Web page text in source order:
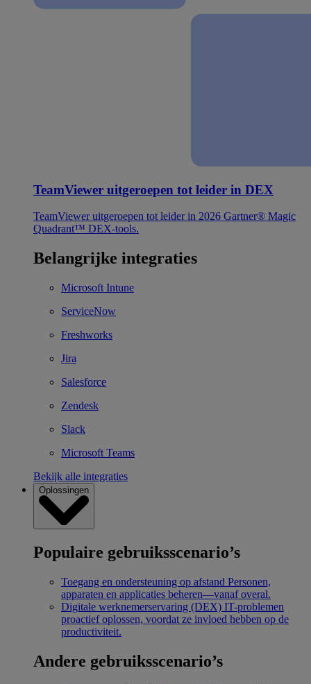
TeamViewer uitgeroepen tot leider in DEX
TeamViewer uitgeroepen tot leider in 2026 Gartner® Magic
Quadrant™ DEX-tools.
Belangrijke integraties
Microsoft Intune
ServiceNow
Freshworks
Jira
Salesforce
Zendesk
Slack
Microsoft Teams
Bekijk alle integraties
Oplossingen
Populaire gebruiksscenario’s
Toegang en ondersteuning op afstand Personen,
apparaten en applicaties beheren—vanaf overal.
Digitale werknemerservaring (DEX) IT-problemen
proactief oplossen, voordat ze invloed hebben op de
productiviteit.
Andere gebruiksscenario’s